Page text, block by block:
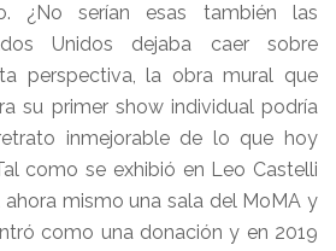
¿No serían esas también las
Unidos dejaba caer sobre
perspectiva, la obra mural que
su primer show individual podría
inmejorable de lo que hoy
como se exhibió en Leo Castelli
ahora mismo una sala del MoMA y
como una donación y en 2019